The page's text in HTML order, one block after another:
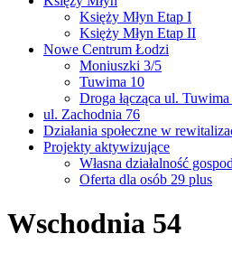
Księży Młyn Etap I
Księży Młyn Etap II
Nowe Centrum Łodzi
Moniuszki 3/5
Tuwima 10
Droga łącząca ul.
ul. Zachodnia 76
Działania społeczne w
Projekty aktywizujące
Własna działalność
Oferta dla osób 29 plus
Wschodnia 54